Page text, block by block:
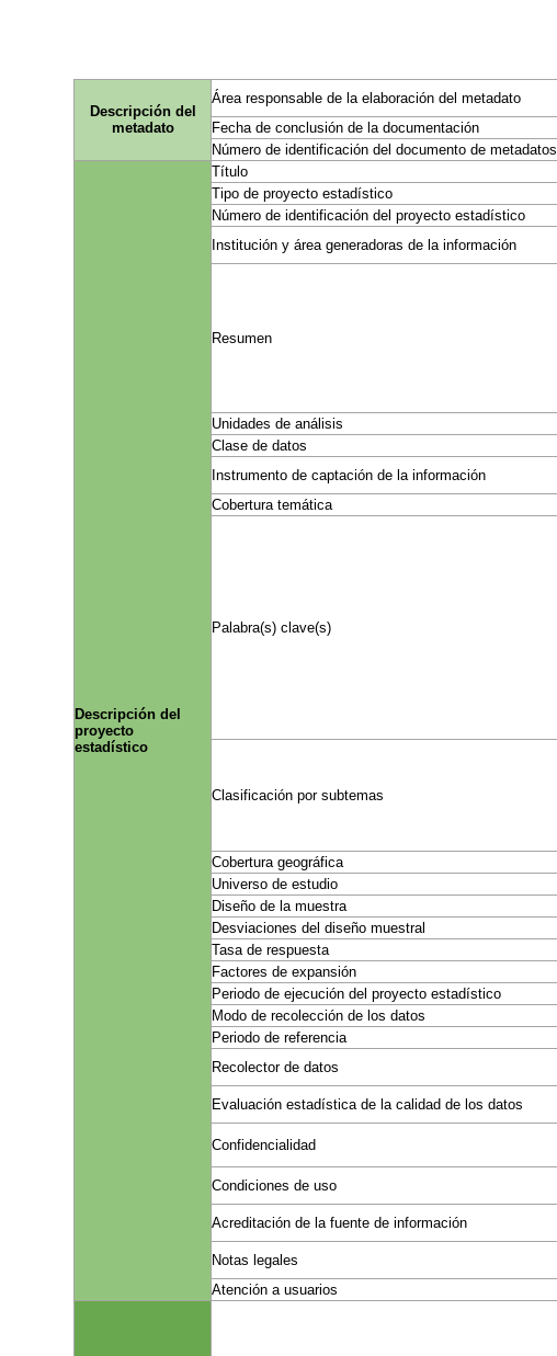
Descripción del
metadato
Área responsable de la elaboración del metadato
Fecha de conclusión de la documentación
Número de identificación del documento de metadatos
Descripción del
proyecto
estadístico
Título
Tipo de proyecto estadístico
Número de identificación del proyecto estadístico
Institución y área generadoras de la información
Resumen
Unidades de análisis
Clase de datos
Instrumento de captación de la información
Cobertura temática
Palabra(s) clave(s)
Clasificación por subtemas
Cobertura geográfica
Universo de estudio
Diseño de la muestra
Desviaciones del diseño muestral
Tasa de respuesta
Factores de expansión
Periodo de ejecución del proyecto estadístico
Modo de recolección de los datos
Periodo de referencia
Recolector de datos
Evaluación estadística de la calidad de los datos
Confidencialidad
Condiciones de uso
Acreditación de la fuente de información
Notas legales
Atención a usuarios